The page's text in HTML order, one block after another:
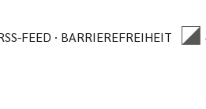
FEED BARRIEREFREIHEIT